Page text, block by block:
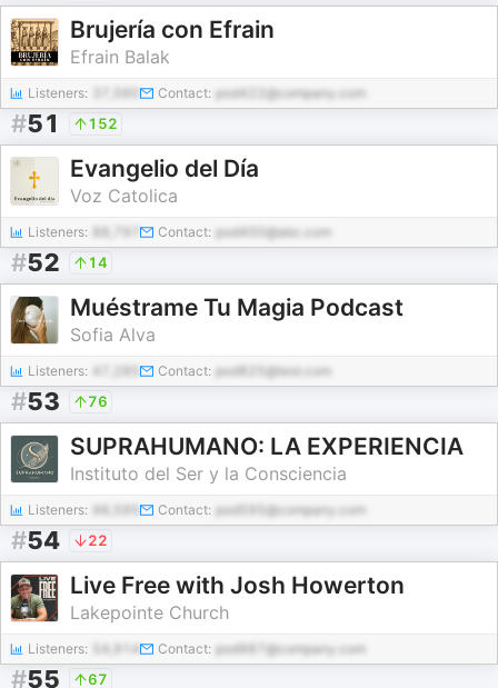
Brujería con Efrain
Efrain Balak
Listeners: Contact: pod422@company.com
#51 152
Evangelio del Día
Voz Catolica
Listeners: Contact: pod400@abc.com
#52 14
Muéstrame Tu Magia Podcast
Sofia Alva
Listeners: Contact: pod825@test.com
#53 76
SUPRAHUMANO: LA EXPERIENCIA
Instituto del Ser y la Consciencia
Listeners: Contact: pod595@company.com
#54 22
Live Free with Josh Howerton
Lakepointe Church
Listeners: 54,914 Contact: pod987@company.com
#55 67